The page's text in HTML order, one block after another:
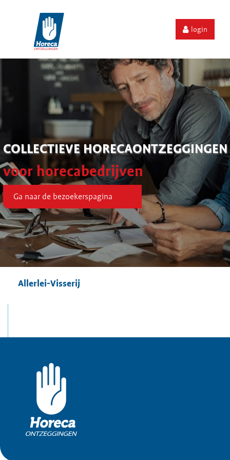
login
COLLECTIEVE HORECAONTZEGGINGEN
voor horecabedrijven
Ga naar de bezoekerspagina
Allerlei-Visserij